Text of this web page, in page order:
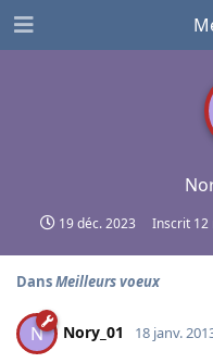
19 déc. 2023 Inscrit 12
DansMeilleurs voeux
N Nory_01 18 janv.